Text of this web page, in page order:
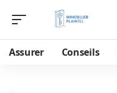
Assurer Conseils